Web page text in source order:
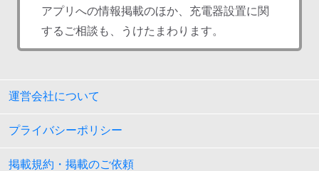
アプリへの情報掲載のほか、充電器設置に関
するご相談も、うけたまわります。
運営会社について
プライバシーポリシー
掲載規約・掲載のご依頼